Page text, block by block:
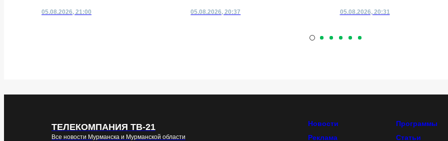
05.08.2026, 21:00 05.08.2026, 20:37 05.08.2026, 20:31
ТЕЛЕКОМПАНИЯ ТВ-21
Все новости Мурманска и Мурманской области
Новости Программы
Реклама
Статьи